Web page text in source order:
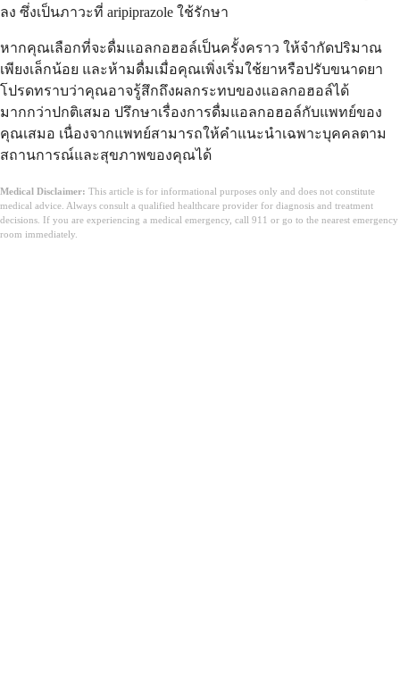
ลง ซึ่งเป็นภาวะที่ aripiprazole ใช้รักษา
หากคุณเลือกที่จะดื่มแอลกอฮอล์เป็นครั้งคราว ให้จำกัดปริมาณ
เพียงเล็กน้อย และห้ามดื่มเมื่อคุณเพิ่งเริ่มใช้ยาหรือปรับขนาดยา
โปรดทราบว่าคุณอาจรู้สึกถึงผลกระทบของแอลกอฮอล์ได้
มากกว่าปกติเสมอ ปรึกษาเรื่องการดื่มแอลกอฮอล์กับแพทย์ของ
คุณเสมอ เนื่องจากแพทย์สามารถให้คำแนะนำเฉพาะบุคคลตาม
สถานการณ์และสุขภาพของคุณได้
Medical Disclaimer: This article is for informational purposes only and does not constitute
medical advice. Always consult a qualified healthcare provider for diagnosis and treatment
decisions. If you are experiencing a medical emergency, call 911 or go to the nearest emergency
room immediately.